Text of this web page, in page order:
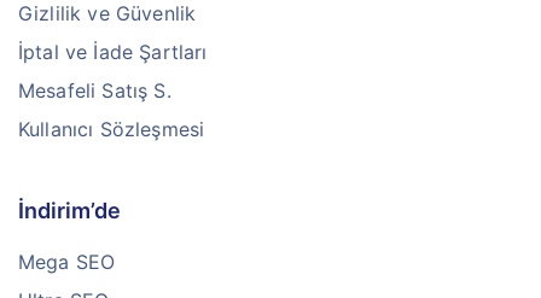
Gizlilik ve Güvenlik
İptal ve İade Şartları
Mesafeli Satış S.
Kullanıcı Sözleşmesi
İndirim’de
Mega SEO